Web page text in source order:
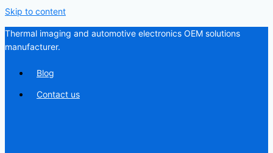
Skip to content
Thermal imaging and automotive electronics OEM solutions
manufacturer.
Blog
Contact us